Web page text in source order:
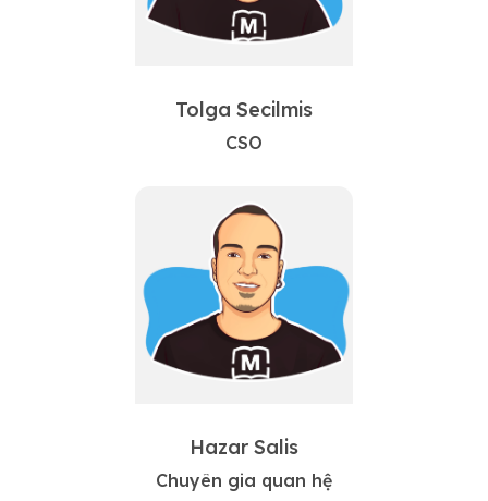
Tolga Secilmis
CSO
Hazar Salis
Chuyên gia quan hệ